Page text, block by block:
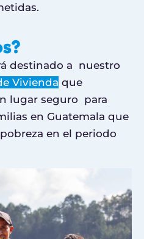
destinado a nuestro
Vivienda que
lugar seguro para
en Guatemala que
en el periodo